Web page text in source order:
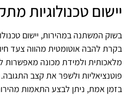
יישום טכנולוגיות
בשוק המשתנה במהירות, יישום
בקרת להבה אוטומטית מהווה צעד
מלאכותית ולמידת מכונה מאפשרות
פוטנציאליות ולשפר את קצב
בזמן אמת, ניתן לבצע התאמות